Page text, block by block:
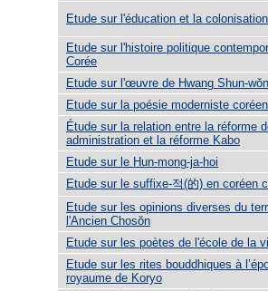
Etude sur l'éducation et la colonisation
Etude sur l'histoire politique
Corée
Etude sur l'œuvre de Hwang Shun-wŏn
Etude sur la poésie moderniste
Étude sur la relation entre la réforme
administration et la réforme Kabo
Etude sur le Hun-mong-ja-hoi
Etude sur le suffixe-적(的) en coréen
Etude sur les opinions diverses du
l'Ancien Chosŏn
Etude sur les poètes de l'école de la
Etude sur les rites bouddhiques à
royaume de Koryo